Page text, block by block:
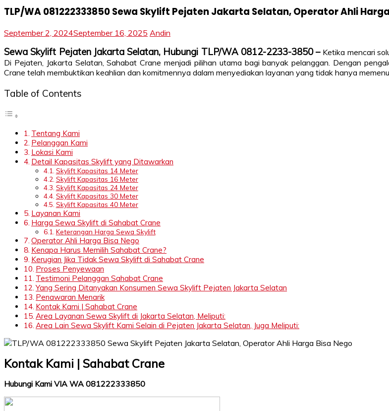
TLP/WA 081222333850 Sewa Skylift Pejaten Jakarta Selatan, Operator Ahli
September 2, 2024September 16, 2025 Andin
Sewa Skylift Pejaten Jakarta Selatan, Hubungi TLP/WA 0812-2233-3850 – Ketika mencari
Di Pejaten, Jakarta Selatan, Sahabat Crane menjadi pilihan utama bagi banyak pelanggan. Dengan
Crane telah membuktikan keahlian dan komitmennya dalam menyediakan layanan yang tidak hanya
Table of Contents
Tentang Kami
Pelanggan Kami
Lokasi Kami
Detail Kapasitas Skylift yang Ditawarkan
Skylift Kapasitas 14 Meter
Skylift Kapasitas 16 Meter
Skylift Kapasitas 24 Meter
Skylift Kapasitas 30 Meter
Skylift Kapasitas 40 Meter
Layanan Kami
Harga Sewa Skylift di Sahabat Crane
Keterangan Harga Sewa Skylift
Operator Ahli Harga Bisa Nego
Kenapa Harus Memilih Sahabat Crane?
Kerugian Jika Tidak Sewa Skylift di Sahabat Crane
Proses Penyewaan
Testimoni Pelanggan Sahabat Crane
Yang Sering Ditanyakan Konsumen Sewa Skylift Pejaten Jakarta Selatan
Penawaran Menarik
Kontak Kami | Sahabat Crane
Area Layanan Sewa Skylift di Jakarta Selatan, Meliputi:
Area Lain Sewa Skylift Kami Selain di Pejaten Jakarta Selatan, Juga Meliputi:
Kontak Kami | Sahabat Crane
Hubungi Kami VIA WA 081222333850